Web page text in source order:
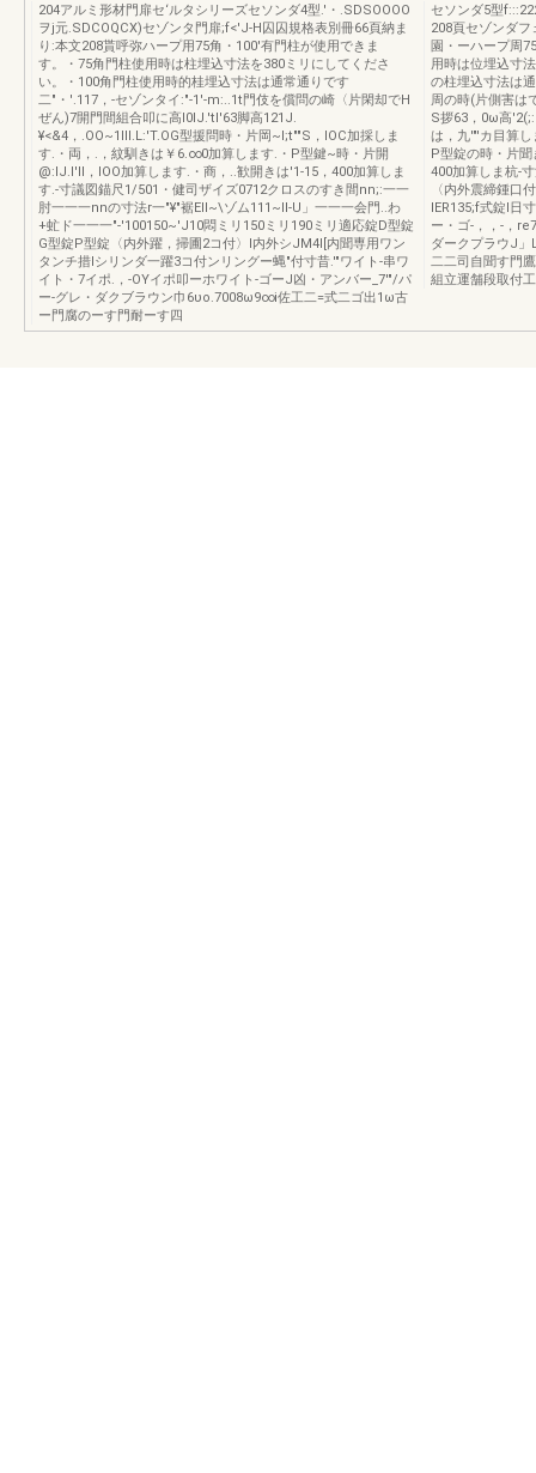
204アルミ形材門扉セ‘ルタシリーズセソンダ4型.'・.SDSOOOO
ヲj元.SDCOQCX)セゾンタ門扉;f<'J-H囚囚規格表別冊66頁納ま
り:本文208貰呼弥ハープ用75角・100'有門柱が使用できま
す。・75角門柱使用時は柱埋込寸法を380ミリにしてくださ
い。・100角門柱使用時的桂埋込寸法は通常通りです
二"・'.117，-セゾンタイ:"-1'-m:..1t門伎を償問の崎〈片閑却でH
ぜん)7開門間組合叩に高I0lJ.'tI'63脚高121J.
¥<&4，.OO~1lIl.L:'T.OG型援問時・片岡~I;t""S，IOC加採しま
す.・両，.，紋馴きは￥6.∞0加算します.・P型鍵~時・片開
@:IJ.I'II，IOO加算します.・商，..歓開きは'1-15，400加算しま
す.-寸議図錨尺1/501・健司ザイズ0712クロスのすき間nn;:一一
肘一一一nnの寸法r一"¥"裾EII~\ゾム111~ll-U」一一一会門..わ
+虻ド一一一"-'100150~'J10悶ミリ150ミリ190ミリ適応錠D型錠
G型錠P型錠〈内外躍，掃圃2コ付〉l内外シJM4l[内聞専用ワン
タンチ措lシリンダ一躍3コ付ンリングー蝿"付寸昔.'"ワイト-串ワ
イト・7イポ.，-OYイポ叩ーホワイト-ゴーJ凶・アンバー_7'"/パ
ー-グレ・ダクブラウン巾6υo.7008ω9∞i佐工二=式二ゴ出1ω古
ー門腐のーす門耐ーす四
セソンダ5型
208頁セゾンダフ
園・ーハープ周
用時は位埋込寸
の柱埋込寸法は
周の時(片側害は
S拶63，0ω高
は，九'"'カ目算
P型錠の時・片
400加算しま杭-
〈内外震締鍾口
lER135;f式錠l日
ー・ゴ-，，-，
ダークプラウJ」
二二司自聞す門
組立運舗段取付